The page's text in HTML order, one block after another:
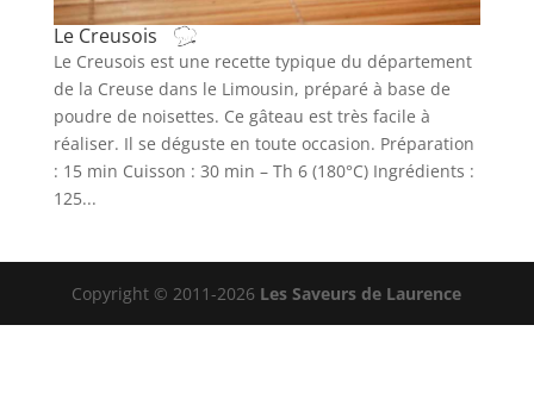
Le Creusois
Le Creusois est une recette typique du département
de la Creuse dans le Limousin, préparé à base de
poudre de noisettes. Ce gâteau est très facile à
réaliser. Il se déguste en toute occasion. Préparation
: 15 min Cuisson : 30 min – Th 6 (180°C) Ingrédients :
125...
Copyright © 2011-2026 Les Saveurs de Laurence